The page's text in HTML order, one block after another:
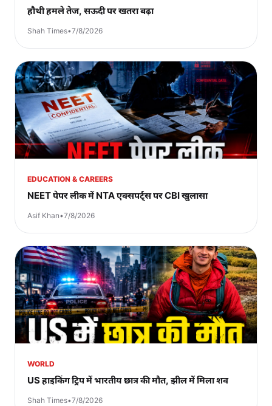
हौथी हमले तेज, सऊदी पर खतरा बढ़ा
Shah Times•7/8/2026
EDUCATION & CAREERS
NEET पेपर लीक में NTA एक्सपर्ट्स पर CBI खुलासा
Asif Khan•7/8/2026
WORLD
US हाइकिंग ट्रिप में भारतीय छात्र की मौत, झील में मिला शव
Shah Times•7/8/2026